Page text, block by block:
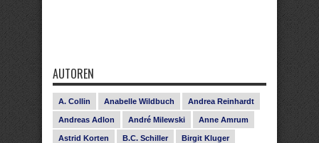
AUTOREN
A. Collin Anabelle Wildbuch Andrea Reinhardt
Andreas Adlon André Milewski Anne Amrum
Astrid Korten B.C. Schiller Birgit Kluger